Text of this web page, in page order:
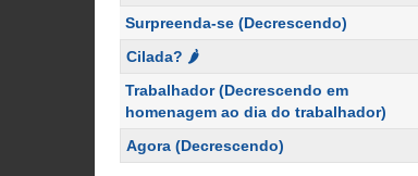
Surpreenda-se (Decrescendo)
Cilada? 🌶️
Trabalhador (Decrescendo em
homenagem ao dia do trabalhador)
Agora (Decrescendo)